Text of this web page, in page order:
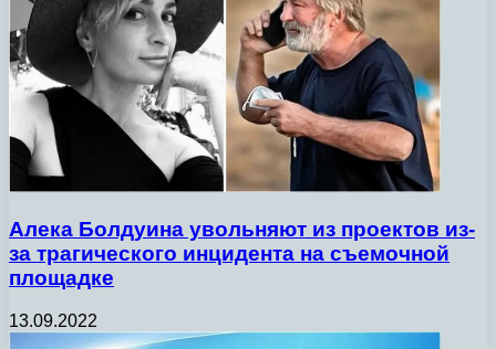
Алека Болдуина увольняют из проектов из-
за трагического инцидента на съемочной
площадке
13.09.2022